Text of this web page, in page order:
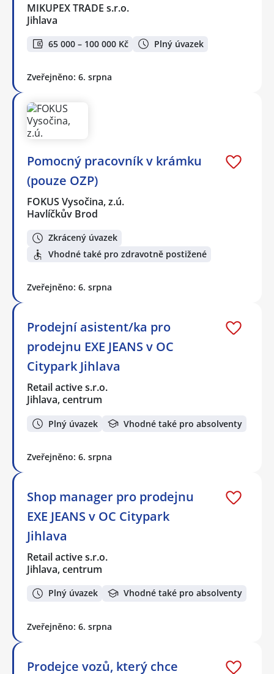
MIKUPEX TRADE s.r.o.
Jihlava
65 000 – 100 000 Kč Plný úvazek
Zveřejněno: 6. srpna
Pomocný pracovník v krámku
(pouze OZP)
FOKUS Vysočina, z.ú.
Havlíčkův Brod
Zkrácený úvazek
Vhodné také pro zdravotně postižené
Zveřejněno: 6. srpna
Prodejní asistent/ka pro
prodejnu EXE JEANS v OC
Citypark Jihlava
Retail active s.r.o.
Jihlava, centrum
Plný úvazek Vhodné také pro absolventy
Zveřejněno: 6. srpna
Shop manager pro prodejnu
EXE JEANS v OC Citypark
Jihlava
Retail active s.r.o.
Jihlava, centrum
Plný úvazek Vhodné také pro absolventy
Zveřejněno: 6. srpna
Prodejce vozů, který chce